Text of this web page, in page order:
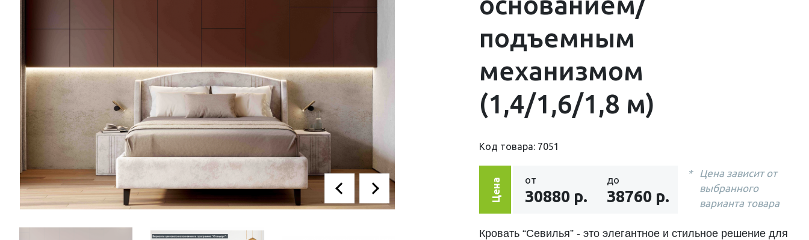
подъемным
механизмом
(1,4/1,6/1,8 м)
Код товара: 7051
Цена от
30880 р.
до
38760 р.
Цена зависит от
выбранного
варианта товара
Кровать “Севилья” - это элегантное и стильное решение для